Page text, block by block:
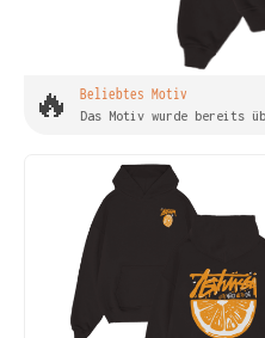
🔥 Beliebtes Motiv
Das Motiv wurde bereits